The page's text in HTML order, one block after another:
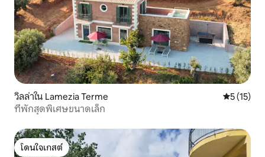
วิลล่าใน Lamezia Terme คะแนนเฉลี่
5 (15)
ที่พักสุดพิเศษขนาดเล็ก
โดนใจเกสต์
โดนใจเกสต์